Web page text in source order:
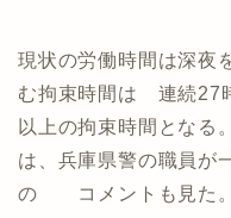
現状の労働時間は深夜
む拘束時間は 連続27
以上の拘束時間とな
は、兵庫県警の職員が
の コメントも見た。